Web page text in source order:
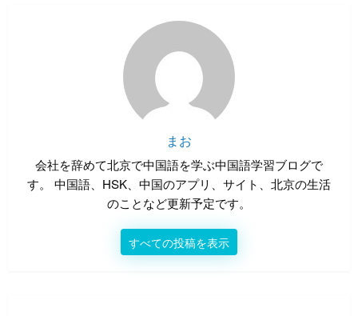
まお
会社を辞めて北京で中国語を学ぶ中国語学習ブログで
す。 中国語、HSK、中国のアプリ、サイト、北京の生活
のことなど更新予定です。
すべての投稿を表示